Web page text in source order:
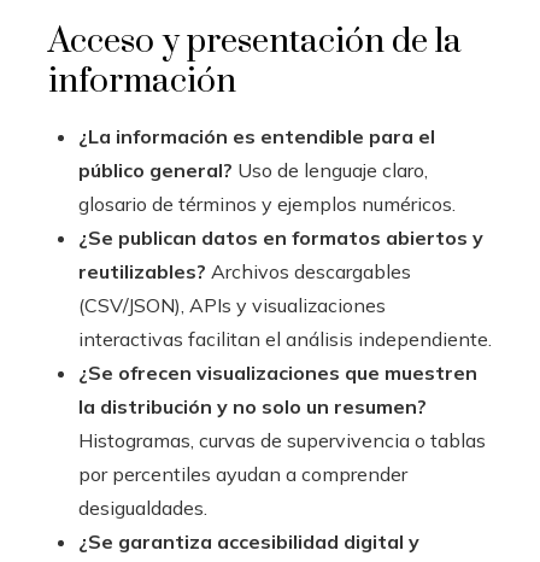
Acceso y presentación de la
información
¿La información es entendible para el
público general? Uso de lenguaje claro,
glosario de términos y ejemplos numéricos.
¿Se publican datos en formatos abiertos y
reutilizables? Archivos descargables
(CSV/JSON), APIs y visualizaciones
interactivas facilitan el análisis independiente.
¿Se ofrecen visualizaciones que muestren
la distribución y no solo un resumen?
Histogramas, curvas de supervivencia o tablas
por percentiles ayudan a comprender
desigualdades.
¿Se garantiza accesibilidad digital y